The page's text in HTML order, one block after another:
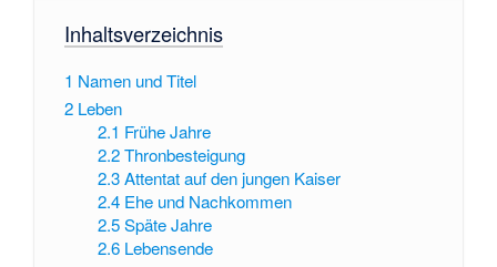
Inhaltsverzeichnis
1 Namen und Titel
2 Leben
2.1 Frühe Jahre
2.2 Thronbesteigung
2.3 Attentat auf den jungen Kaiser
2.4 Ehe und Nachkommen
2.5 Späte Jahre
2.6 Lebensende